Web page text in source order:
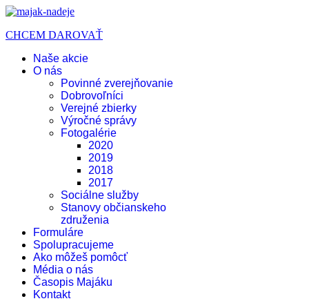
CHCEM DAROVAŤ
Naše akcie
O nás
Povinné zverejňovanie
Dobrovoľníci
Verejné zbierky
Výročné správy
Fotogalérie
2020
2019
2018
2017
Sociálne služby
Stanovy občianskeho
združenia
Formuláre
Spolupracujeme
Ako môžeš pomôcť
Média o nás
Časopis Majáku
Kontakt